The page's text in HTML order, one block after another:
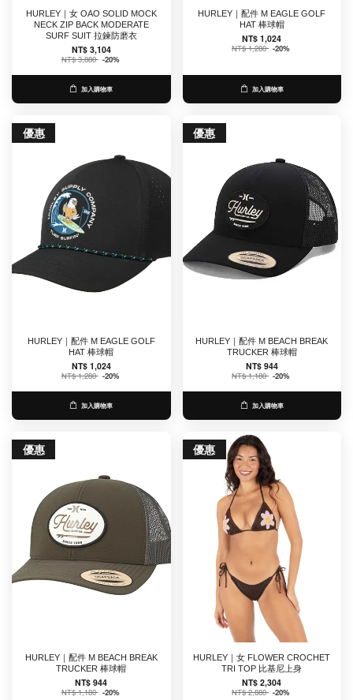
HURLEY｜女 OAO SOLID MOCK
NECK ZIP BACK MODERATE
SURF SUIT 拉鍊防磨衣
NT$ 3,104
NT$ 3,880 -20%
加入購物車
HURLEY｜配件 M EAGLE GOLF
HAT 棒球帽
NT$ 1,024
NT$ 1,280 -20%
加入購物車
優惠
HURLEY｜配件 M EAGLE GOLF
HAT 棒球帽
NT$ 1,024
NT$ 1,280 -20%
加入購物車
優惠
HURLEY｜配件 M BEACH BREAK
TRUCKER 棒球帽
NT$ 944
NT$ 1,180 -20%
加入購物車
優惠
HURLEY｜配件 M BEACH BREAK
TRUCKER 棒球帽
NT$ 944
NT$ 1,180 -20%
優惠
HURLEY｜女 FLOWER CROCHET
TRI TOP 比基尼上身
NT$ 2,304
NT$ 2,880 -20%